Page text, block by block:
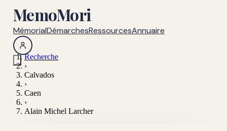
MemoMori
MémorialDémarchesRessourcesAnnuaire
Recherche
›
Calvados
›
Caen
›
Alain Michel Larcher